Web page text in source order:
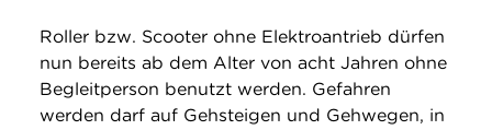
Roller bzw. Scooter ohne Elektroantrieb dürfen
nun bereits ab dem Alter von acht Jahren ohne
Begleitperson benutzt werden. Gefahren
werden darf auf Gehsteigen und Gehwegen, in